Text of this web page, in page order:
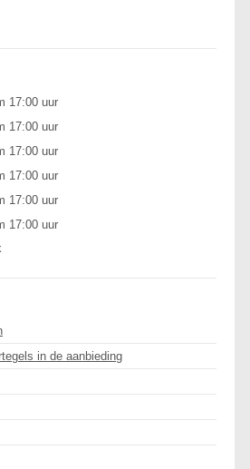
17:00 uur
17:00 uur
17:00 uur
17:00 uur
17:00 uur
17:00 uur
in de aanbieding